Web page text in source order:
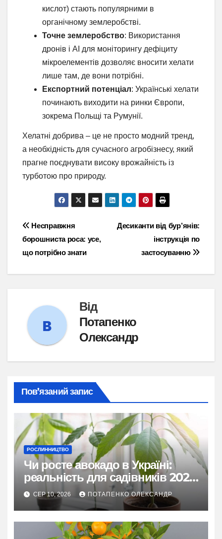
кислот) стають популярними в
органічному землеробстві.
Точне землеробство: Використання
дронів і AI для моніторингу дефіциту
мікроелементів дозволяє вносити хелати
лише там, де вони потрібні.
Експортний потенціал: Українські хелати
починають виходити на ринки Європи,
зокрема Польщі та Румунії.
Хелатні добрива – це не просто модний тренд,
а необхідність для сучасного агробізнесу, який
прагне поєднувати високу врожайність із
турботою про природу.
Навігація
записів
Десиканти від бур’янів:
інструкція по
застосуванню
Несправжня
борошниста роса: усе,
що потрібно знати
Від
Потапенко
Олександр
Пов’язаний запис
РОСЛИННИЦТВО
Чи росте авокадо в Україні:
реальність для садівників 2026
року
СЕР 10, 2026 ПОТАПЕНКО ОЛЕКСАНДР